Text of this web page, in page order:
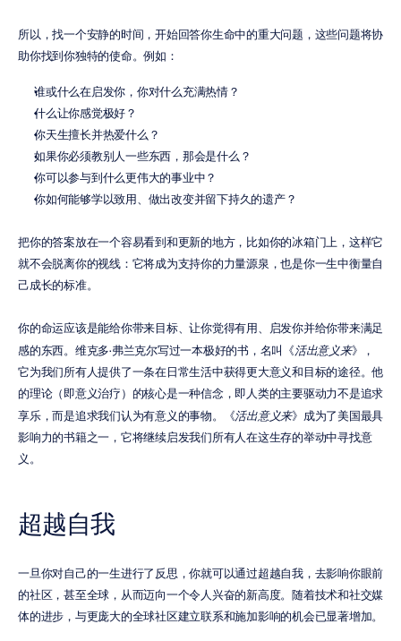
所以，找一个安静的时间，开始回答你生命中的重大问题，这些问题将协
助你找到你独特的使命。例如：
谁或什么在启发你，你对什么充满热情？
什么让你感觉极好？
你天生擅长并热爱什么？
如果你必须教别人一些东西，那会是什么？
你可以参与到什么更伟大的事业中？
你如何能够学以致用、做出改变并留下持久的遗产？
把你的答案放在一个容易看到和更新的地方，比如你的冰箱门上，这样它
就不会脱离你的视线：它将成为支持你的力量源泉，也是你一生中衡量自
己成长的标准。
你的命运应该是能给你带来目标、让你觉得有用、启发你并给你带来满足
感的东西。维克多·弗兰克尔写过一本极好的书，名叫《活出意义来》，
它为我们所有人提供了一条在日常生活中获得更大意义和目标的途径。他
的理论（即意义治疗）的核心是一种信念，即人类的主要驱动力不是追求
享乐，而是追求我们认为有意义的事物。《活出意义来》成为了美国最具
影响力的书籍之一，它将继续启发我们所有人在这生存的举动中寻找意
义。
超越自我
一旦你对自己的一生进行了反思，你就可以通过超越自我，去影响你眼前
的社区，甚至全球，从而迈向一个令人兴奋的新高度。随着技术和社交媒
体的进步，与更庞大的全球社区建立联系和施加影响的机会已显著增加。